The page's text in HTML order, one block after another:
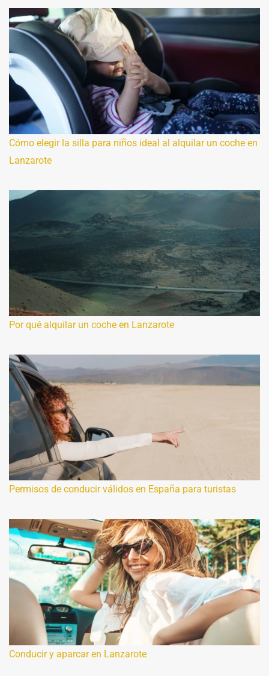
Cómo elegir la silla para niños ideal al alquilar un coche en
Lanzarote
Por qué alquilar un coche en Lanzarote
Permisos de conducir válidos en España para turistas
Conducir y aparcar en Lanzarote